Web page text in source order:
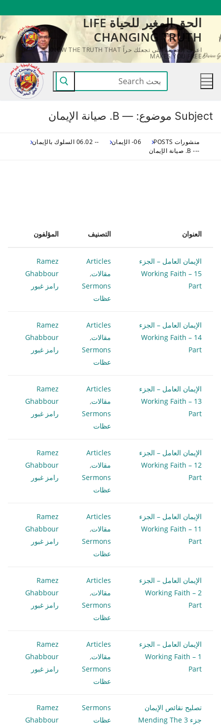
المحتوى
الحق المغير للحياة LIFE
CHANGING TRUTH
اعرف الحقيقة التي تجعلك حراً KNOW THE TRUTH THAT
MAKES YOU FREE
البحث
عن:
Subject موضوع: — B. صيانة الإيمان
منشورات POSTS 06- الإيمان
-- 06.02 السلوك بالإيمان
--- B. صيانة الإيمان
العنوان التصنيف المؤلفون
الإيمان العامل – الجزء
15 Working Faith –
Part
Articles
مقالات,
Sermons
عظات
Ramez
Ghabbour
رامز غبور
الإيمان العامل – الجزء
14 Working Faith –
Part
Articles
مقالات,
Sermons
عظات
Ramez
Ghabbour
رامز غبور
الإيمان العامل – الجزء
13 Working Faith –
Part
Articles
مقالات,
Sermons
عظات
Ramez
Ghabbour
رامز غبور
الإيمان العامل – الجزء
12 Working Faith –
Part
Articles
مقالات,
Sermons
عظات
Ramez
Ghabbour
رامز غبور
الإيمان العامل – الجزء
11 Working Faith –
Part
Articles
مقالات,
Sermons
عظات
Ramez
Ghabbour
رامز غبور
الإيمان العامل – الجزء
2 Working Faith –
Part
Articles
مقالات,
Sermons
عظات
Ramez
Ghabbour
رامز غبور
الإيمان العامل – الجزء
1 Working Faith –
Part
Articles
مقالات,
Sermons
عظات
Ramez
Ghabbour
رامز غبور
تصليح نقائص الإيمان
جزء 3 Mending The
Sermons
عظات
Ramez
Ghabbour